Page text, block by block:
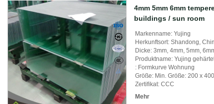
4mm 5mm 6mm
buildings / sun room
Markenname: Yujing
Herkunftsort: Shandong,
Dicke: 3mm, 4mm, 5mm,
Produktname: Yujing
: Formkurve Wohnung
Größe: Min. Größe: 200 x
Zertifikat: CCC
Mehr